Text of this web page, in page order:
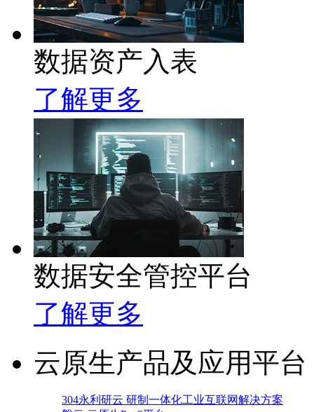
数据资产入表
了解更多
数据安全管控平台
了解更多
云原生产品及应用平台
304永利研云 研制一体化工业互联网解决方案